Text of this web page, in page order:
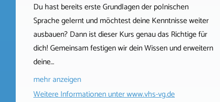
Du hast bereits erste Grundlagen der polnischen
Sprache gelernt und möchtest deine Kenntnisse weiter
ausbauen? Dann ist dieser Kurs genau das Richtige für
dich! Gemeinsam festigen wir dein Wissen und erweitern
deine…
mehr anzeigen
Weitere Informationen unterwww.vhs-vg.de